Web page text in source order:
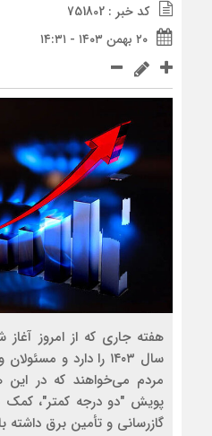
کد خبر : 751802
۲۰ بهمن ۱۴۰۳ - ۱۴:۳۱
هفته جاری که از امروز
سال ۱۴۰۳ را دارد و
مردم می‌خواهند که در این
پویش "دو درجه کمتر"، کمک
گازرسانی و تأمین برق داشته